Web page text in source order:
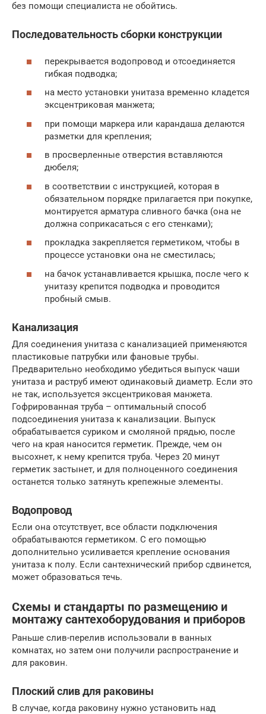
без помощи специалиста не обойтись.
Последовательность сборки конструкции
перекрывается водопровод и отсоединяется
гибкая подводка;
на место установки унитаза временно кладется
эксцентриковая манжета;
при помощи маркера или карандаша делаются
разметки для крепления;
в просверленные отверстия вставляются
дюбеля;
в соответствии с инструкцией, которая в
обязательном порядке прилагается при покупке,
монтируется арматура сливного бачка (она не
должна соприкасаться с его стенками);
прокладка закрепляется герметиком, чтобы в
процессе установки она не сместилась;
на бачок устанавливается крышка, после чего к
унитазу крепится подводка и проводится
пробный смыв.
Канализация
Для соединения унитаза с канализацией применяются
пластиковые патрубки или фановые трубы.
Предварительно необходимо убедиться выпуск чаши
унитаза и раструб имеют одинаковый диаметр. Если это
не так, используется эксцентриковая манжета.
Гофрированная труба – оптимальный способ
подсоединения унитаза к канализации. Выпуск
обрабатывается суриком и смоляной прядью, после
чего на края наносится герметик. Прежде, чем он
высохнет, к нему крепится труба. Через 20 минут
герметик застынет, и для полноценного соединения
останется только затянуть крепежные элементы.
Водопровод
Если она отсутствует, все области подключения
обрабатываются герметиком. С его помощью
дополнительно усиливается крепление основания
унитаза к полу. Если сантехнический прибор сдвинется,
может образоваться течь.
Схемы и стандарты по размещению и
монтажу сантехоборудования и приборов
Раньше слив-перелив использовали в ванных
комнатах, но затем они получили распространение и
для раковин.
Плоский слив для раковины
В случае, когда раковину нужно установить над